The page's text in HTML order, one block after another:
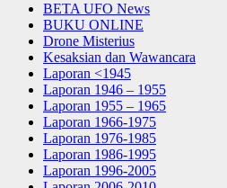
BETA UFO News
BUKU ONLINE
Drone Misterius
Kesaksian dan Wawancara
Laporan <1945
Laporan 1946 – 1955
Laporan 1955 – 1965
Laporan 1966-1975
Laporan 1976-1985
Laporan 1986-1995
Laporan 1996-2005